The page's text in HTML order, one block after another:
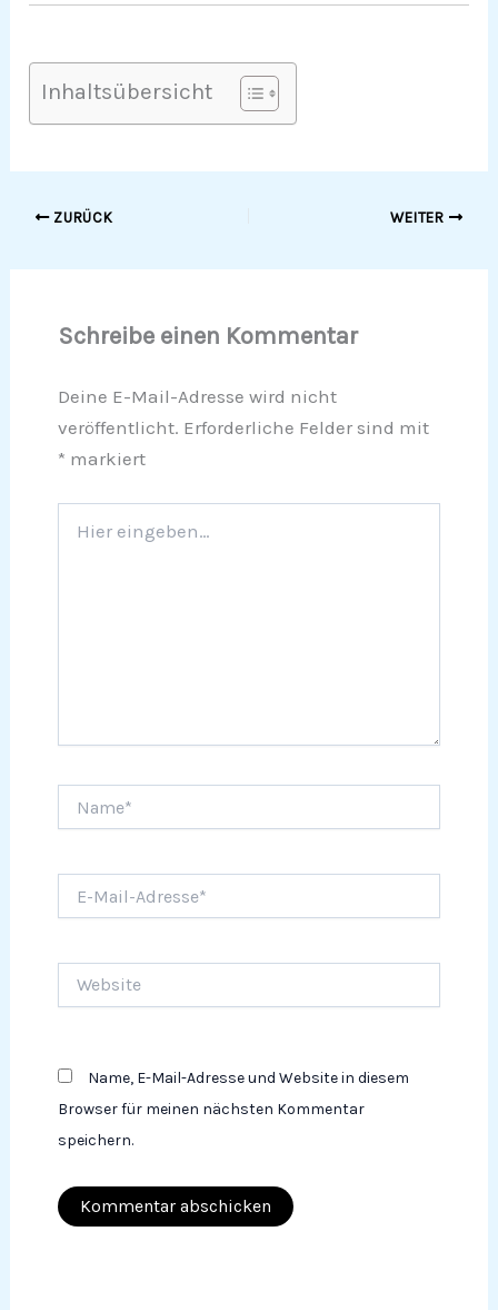
Inhaltsübersicht
ZURÜCK WEITER
Schreibe einen Kommentar
Deine E-Mail-Adresse wird nicht
veröffentlicht. Erforderliche Felder sind mit
* markiert
eingeben…
Mail-
Name, E-Mail-Adresse und Website in diesem
Browser für meinen nächsten Kommentar
speichern.